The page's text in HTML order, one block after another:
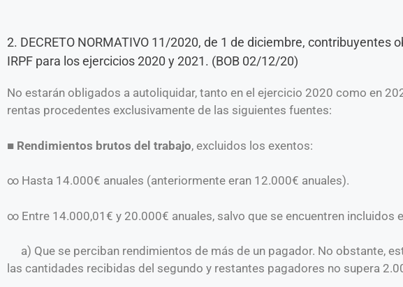
2. DECRETO NORMATIVO 11/2020, de 1 de diciembre, contribuyentes
IRPF para los ejercicios 2020 y 2021. (BOB 02/12/20)
No estarán obligados a autoliquidar, tanto en el ejercicio 2020 como en
rentas procedentes exclusivamente de las siguientes fuentes:
■ Rendimientos brutos del trabajo, excluidos los exentos:
∞ Hasta 14.000€ anuales (anteriormente eran 12.000€ anuales).
∞ Entre 14.000,01€ y 20.000€ anuales, salvo que se encuentren incluidos
a) Que se perciban rendimientos de más de un pagador. No obstante,
las cantidades recibidas del segundo y restantes pagadores no supera